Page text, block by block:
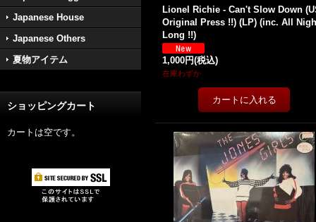
Japanese House
Japanese Others
夏物アイテム
ショッピングカート
カートは空です。
Lionel Richie - Can't Slow Down
Original Press !!) (LP) (inc. All
Long !!)
1,000円(税込)
在庫わずか